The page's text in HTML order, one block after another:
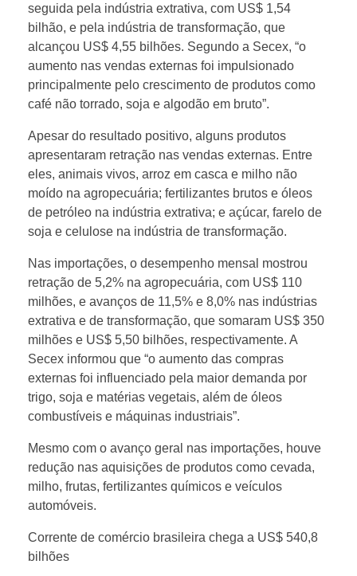
d
e
U
S
$
1
,
8
b
i
l
h
õ
seguida pela indústria extrativa, com US$ 1,54
bilhão, e pela indústria de transformação, que
alcançou US$ 4,55 bilhões. Segundo a Secex, “o
aumento nas vendas externas foi impulsionado
principalmente pelo crescimento de produtos como
café não torrado, soja e algodão em bruto”.
Apesar do resultado positivo, alguns produtos
apresentaram retração nas vendas externas. Entre
eles, animais vivos, arroz em casca e milho não
moído na agropecuária; fertilizantes brutos e óleos
de petróleo na indústria extrativa; e açúcar, farelo de
soja e celulose na indústria de transformação.
Nas importações, o desempenho mensal mostrou
retração de 5,2% na agropecuária, com US$ 110
milhões, e avanços de 11,5% e 8,0% nas indústrias
extrativa e de transformação, que somaram US$ 350
milhões e US$ 5,50 bilhões, respectivamente. A
Secex informou que “o aumento das compras
externas foi influenciado pela maior demanda por
trigo, soja e matérias vegetais, além de óleos
combustíveis e máquinas industriais”.
Mesmo com o avanço geral nas importações, houve
redução nas aquisições de produtos como cevada,
milho, frutas, fertilizantes químicos e veículos
automóveis.
Corrente de comércio brasileira chega a US$ 540,8
bilhões